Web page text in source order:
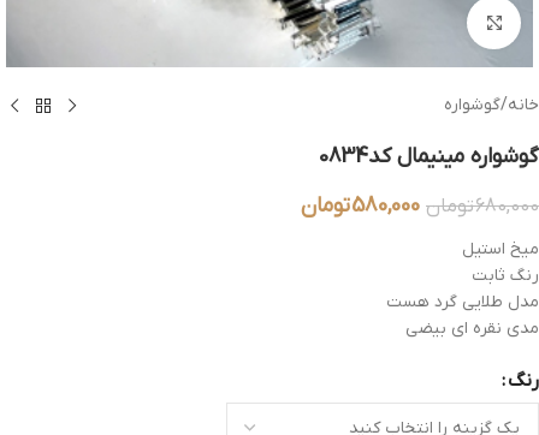
بزرگنمایی تصویر
خانه/گوشواره
گوشواره مینیمال کد0834
680,000تومان 580,000تومان
میخ استیل
رنگ ثابت
مدل طلایی گرد هست
مدی نقره ای بیضی
رنگ